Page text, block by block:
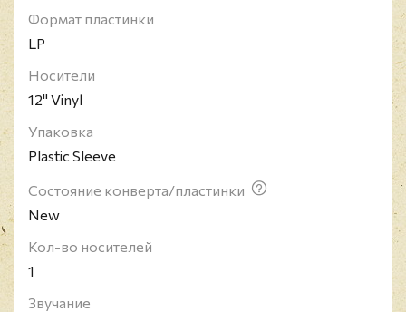
Формат пластинки
LP
Носители
12" Vinyl
Упаковка
Plastic Sleeve
Состояние конверта/пластинки
New
Кол-во носителей
1
Звучание